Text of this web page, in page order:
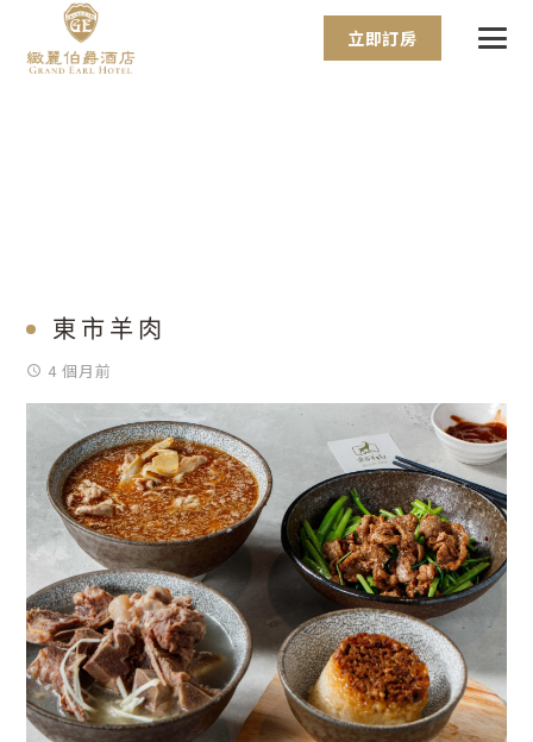
立即訂房
東市羊肉
access_time 4 個月前